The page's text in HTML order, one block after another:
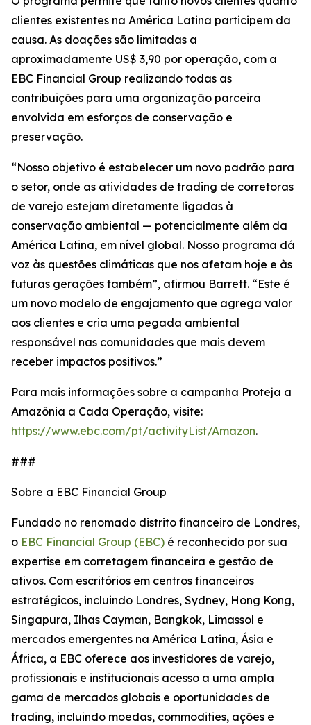
clientes existentes na América Latina participem da
causa. As doações são limitadas a
aproximadamente US$ 3,90 por operação, com a
EBC Financial Group realizando todas as
contribuições para uma organização parceira
envolvida em esforços de conservação e
preservação.
“Nosso objetivo é estabelecer um novo padrão para
o setor, onde as atividades de trading de corretoras
de varejo estejam diretamente ligadas à
conservação ambiental — potencialmente além da
América Latina, em nível global. Nosso programa dá
voz às questões climáticas que nos afetam hoje e às
futuras gerações também”, afirmou Barrett. “Este é
um novo modelo de engajamento que agrega valor
aos clientes e cria uma pegada ambiental
responsável nas comunidades que mais devem
receber impactos positivos.”
Para mais informações sobre a campanha Proteja a
Amazônia a Cada Operação, visite:
https://www.ebc.com/pt/activityList/Amazon.
###
Sobre a EBC Financial Group
Fundado no renomado distrito financeiro de Londres,
o EBC Financial Group (EBC) é reconhecido por sua
expertise em corretagem financeira e gestão de
ativos. Com escritórios em centros financeiros
estratégicos, incluindo Londres, Sydney, Hong Kong,
Singapura, Ilhas Cayman, Bangkok, Limassol e
mercados emergentes na América Latina, Ásia e
África, a EBC oferece aos investidores de varejo,
profissionais e institucionais acesso a uma ampla
gama de mercados globais e oportunidades de
trading, incluindo moedas, commodities, ações e